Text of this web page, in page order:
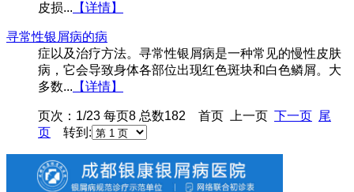
皮损... 【详情】
寻常性银屑病的病
症以及治疗方法。寻常性银屑病是一种常见的慢性皮肤
病，它会导致身体各部位出现红色斑块和白色鳞屑。大
多数... 【详情】
页次：1/23 每页8 总数182 首页 上一页 下一页 尾
页 转到: